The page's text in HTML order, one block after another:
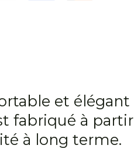
et élégant
fabriqué à partir
à long terme.